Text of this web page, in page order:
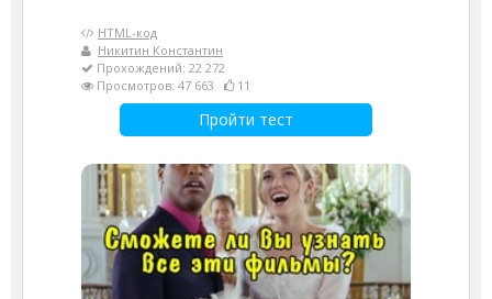
HTML-код
Никитин Константин
Прохождений: 22 272
Просмотров: 47 663
11
Пройти тест